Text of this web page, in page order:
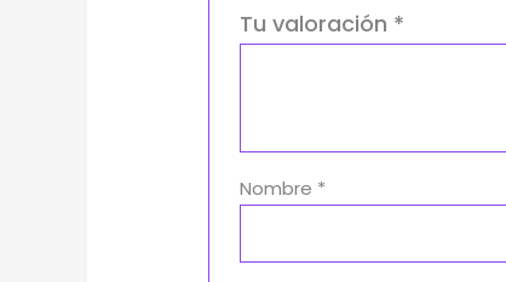
Tu valoración *
Nombre *